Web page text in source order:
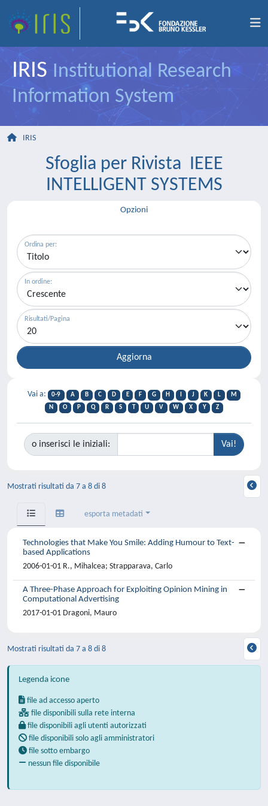
IRIS Institutional Research
Information System
IRIS
Sfoglia per Rivista IEEE
INTELLIGENT SYSTEMS
Opzioni
Ordina per:
In ordine:
Risultati/Pagina
Vai a: 0-9 A B C D E F G H J K L
M
N
O P Q R S T U V W X Y Z
o inserisci le iniziali:
Mostrati risultati da 7 a 8 di 8
esporta metadati
Technologies that Make You Smile: Adding Humour to Text-
based Applications
2006-01-01 R., Mihalcea; Strapparava, Carlo
A Three-Phase Approach for Exploiting Opinion Mining in
Computational Advertising
2017-01-01 Dragoni, Mauro
Mostrati risultati da 7 a 8 di 8
Legenda icone
file ad accesso aperto
file disponibili sulla rete interna
file disponibili agli utenti autorizzati
file disponibili solo agli amministratori
file sotto embargo
nessun file disponibile